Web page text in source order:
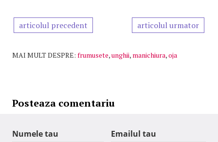
articolul precedent articolul urmator
MAI MULT DESPRE: frumusete,unghii, manichiura,oja
Posteaza comentariu
Numele tau Emailul tau